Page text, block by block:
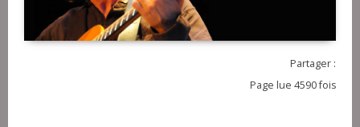
Partager :
Page lue 4590 fois